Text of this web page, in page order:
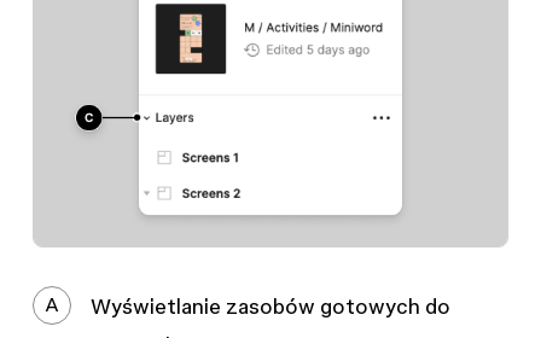
A
Wyświetlanie zasobów gotowych do